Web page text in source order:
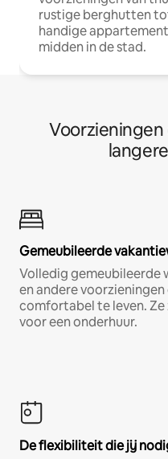
rustige berghutten
handige
midden in de stad.
Gemeubileerde
Volledig gemeubileerde
en andere
comfortabel te leven.
voor een onderhuur.
De flexibiliteit die jij